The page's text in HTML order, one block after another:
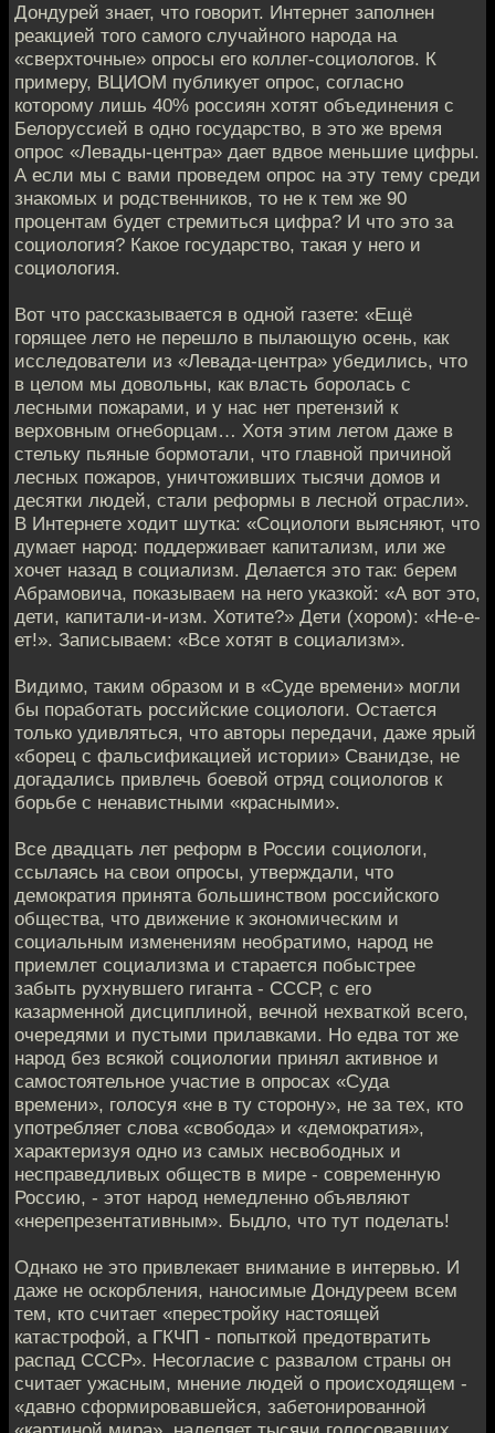
Дондурей знает, что говорит. Интернет заполнен
реакцией того самого случайного народа на
«сверхточные» опросы его коллег-социологов. К
примеру, ВЦИОМ публикует опрос, согласно
которому лишь 40% россиян хотят объединения с
Белоруссией в одно государство, в это же время
опрос «Левады-центра» дает вдвое меньшие цифры.
А если мы с вами проведем опрос на эту тему среди
знакомых и родственников, то не к тем же 90
процентам будет стремиться цифра? И что это за
социология? Какое государство, такая у него и
социология.
Вот что рассказывается в одной газете: «Ещё
горящее лето не перешло в пылающую осень, как
исследователи из «Левада-центра» убедились, что
в целом мы довольны, как власть боролась с
лесными пожарами, и у нас нет претензий к
верховным огнеборцам… Хотя этим летом даже в
стельку пьяные бормотали, что главной причиной
лесных пожаров, уничтоживших тысячи домов и
десятки людей, стали реформы в лесной отрасли».
В Интернете ходит шутка: «Социологи выясняют, что
думает народ: поддерживает капитализм, или же
хочет назад в социализм. Делается это так: берем
Абрамовича, показываем на него указкой: «А вот это,
дети, капитали-и-изм. Хотите?» Дети (хором): «Не-е-
ет!». Записываем: «Все хотят в социализм».
Видимо, таким образом и в «Суде времени» могли
бы поработать российские социологи. Остается
только удивляться, что авторы передачи, даже ярый
«борец с фальсификацией истории» Сванидзе, не
догадались привлечь боевой отряд социологов к
борьбе с ненавистными «красными».
Все двадцать лет реформ в России социологи,
ссылаясь на свои опросы, утверждали, что
демократия принята большинством российского
общества, что движение к экономическим и
социальным изменениям необратимо, народ не
приемлет социализма и старается побыстрее
забыть рухнувшего гиганта - СССР, с его
казарменной дисциплиной, вечной нехваткой всего,
очередями и пустыми прилавками. Но едва тот же
народ без всякой социологии принял активное и
самостоятельное участие в опросах «Суда
времени», голосуя «не в ту сторону», не за тех, кто
употребляет слова «свобода» и «демократия»,
характеризуя одно из самых несвободных и
несправедливых обществ в мире - современную
Россию, - этот народ немедленно объявляют
«нерепрезентативным». Быдло, что тут поделать!
Однако не это привлекает внимание в интервью. И
даже не оскорбления, наносимые Дондуреем всем
тем, кто считает «перестройку настоящей
катастрофой, а ГКЧП - попыткой предотвратить
распад СССР». Несогласие с развалом страны он
считает ужасным, мнение людей о происходящем -
«давно сформировавшейся, забетонированной